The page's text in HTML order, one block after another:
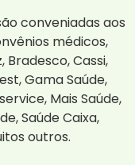
conveniadas aos
médicos,
Bradesco, Cassi,
Gama Saúde,
Mais Saúde,
Saúde Caixa,
outros.